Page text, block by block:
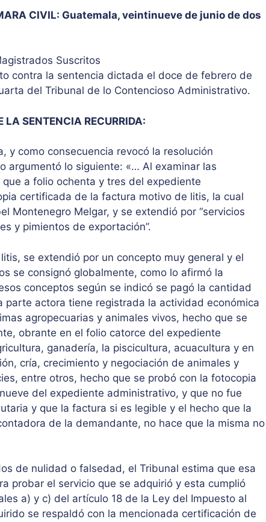
CIVIL: Guatemala, veintinueve de junio de dos
Suscritos
contra la sentencia dictada el doce de febrero de
del Tribunal de lo Contencioso Administrativo.
LA SENTENCIA RECURRIDA:
y como consecuencia revocó la resolución
argumentó lo siguiente: «… Al examinar las
a folio ochenta y tres del expediente
certificada de la factura motivo de litis, la cual
Montenegro Melgar, y se extendió por “servicios
y pimientos de exportación”.
se extendió por un concepto muy general y el
se consignó globalmente, como lo afirmó la
conceptos según se indicó se pagó la cantidad
parte actora tiene registrada la actividad económica
agropecuarias y animales vivos, hecho que se
obrante en el folio catorce del expediente
ganadería, la piscicultura, acuacultura y en
cría, crecimiento y negociación de animales y
entre otros, hecho que se probó con la fotocopia
del expediente administrativo, y que no fue
y que la factura si es legible y el hecho que la
de la demandante, no hace que la misma no
de nulidad o falsedad, el Tribunal estima que esa
probar el servicio que se adquirió y esta cumplió
a) y c) del artículo 18 de la Ley del Impuesto al
se respaldó con la mencionada certificación de